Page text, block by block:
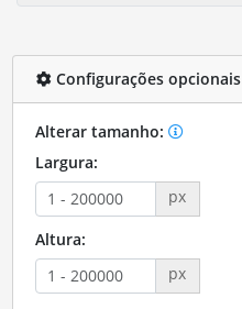
Configurações opcionais
Alterar tamanho:
Largura:
px
Altura:
px